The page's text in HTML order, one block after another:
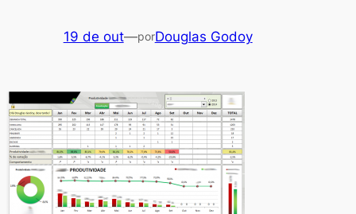
19 de out—porDouglas Godoy